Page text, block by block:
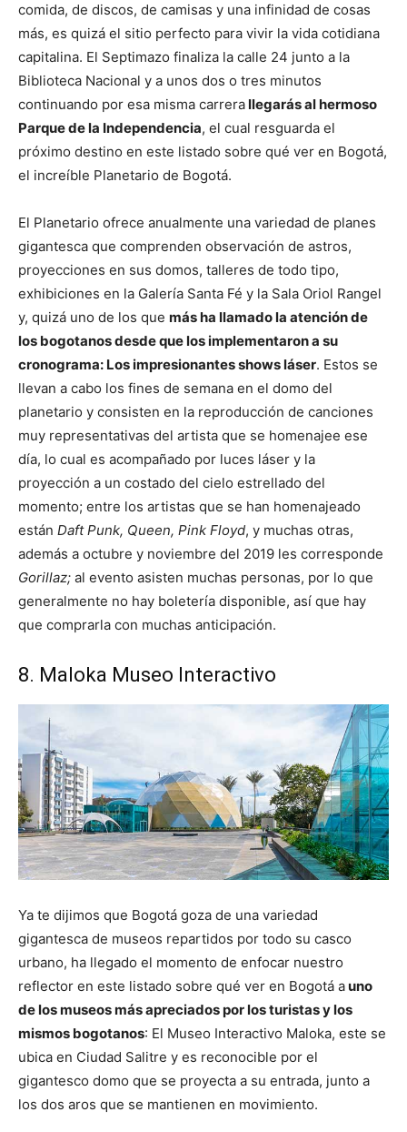
comida, de discos, de camisas y una infinidad de cosas
más, es quizá el sitio perfecto para vivir la vida cotidiana
capitalina. El Septimazo finaliza la calle 24 junto a la
Biblioteca Nacional y a unos dos o tres minutos
continuando por esa misma carrerallegarás al hermoso
Parque de la Independencia, el cual resguarda el
próximo destino en este listado sobre qué ver en Bogotá,
el increíble Planetario de Bogotá.
El Planetario ofrece anualmente una variedad de planes
gigantesca que comprenden observación de astros,
proyecciones en sus domos, talleres de todo tipo,
exhibiciones en la Galería Santa Fé y la Sala Oriol Rangel
y, quizá uno de los que más ha llamado la atención de
los bogotanos desde que los implementaron a su
cronograma: Los impresionantes shows láser. Estos se
llevan a cabo los fines de semana en el domo del
planetario y consisten en la reproducción de canciones
muy representativas del artista que se homenajee ese
día, lo cual es acompañado por luces láser y la
proyección a un costado del cielo estrellado del
momento; entre los artistas que se han homenajeado
están Daft Punk, Queen, Pink Floyd, y muchas otras,
además a octubre y noviembre del 2019 les corresponde
Gorillaz; al evento asisten muchas personas, por lo que
generalmente no hay boletería disponible, así que hay
que comprarla con muchas anticipación.
8. Maloka Museo Interactivo
Ya te dijimos que Bogotá goza de una variedad
gigantesca de museos repartidos por todo su casco
urbano, ha llegado el momento de enfocar nuestro
reflector en este listado sobre qué ver en Bogotá auno
de los museos más apreciados por los turistas y los
mismos bogotanos: El Museo Interactivo Maloka, este se
ubica en Ciudad Salitre y es reconocible por el
gigantesco domo que se proyecta a su entrada, junto a
los dos aros que se mantienen en movimiento.